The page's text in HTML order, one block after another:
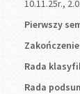
10.11.25r.,
Pierwszy
Rada
Rada